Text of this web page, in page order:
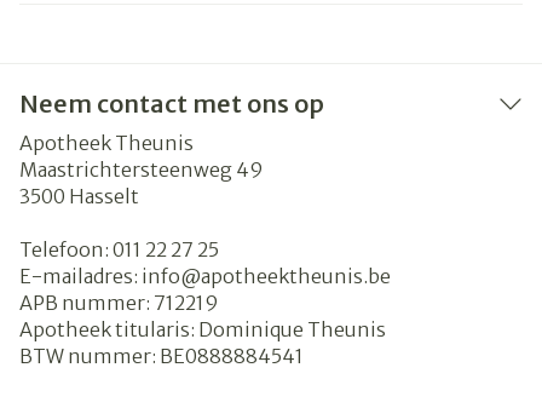
Neem contact met ons op
Apotheek Theunis
Maastrichtersteenweg 49
3500 Hasselt
Telefoon: 011 22 27 25
E-mailadres: info@apotheektheunis.be
APB nummer: 712219
Apotheek titularis: Dominique Theunis
BTW nummer: BE0888884541